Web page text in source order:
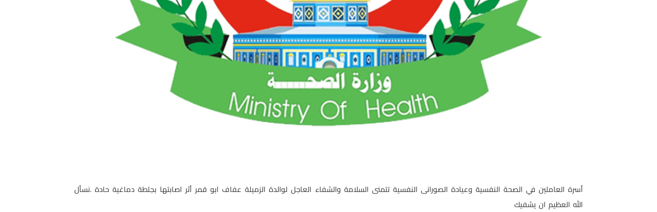
أسرة العاملين في الصحة النفسية وعيادة الصورانى النفسية تتمنى السلامة والشفاء العاجل لوالدة الزميلة عفاف ابو قمر أثر اصابتها بجلطة دماغية حادة .نسأل
الله العظيم ان يشفيك